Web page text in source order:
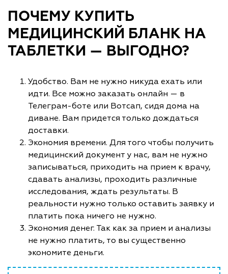
ПОЧЕМУ КУПИТЬ
МЕДИЦИНСКИЙ БЛАНК НА
ТАБЛЕТКИ — ВЫГОДНО?
Удобство. Вам не нужно никуда ехать или
идти. Все можно заказать онлайн — в
Телеграм-боте или Вотсап, сидя дома на
диване. Вам придется только дождаться
доставки.
Экономия времени. Для того чтобы получить
медицинский документ у нас, вам не нужно
записываться, приходить на прием к врачу,
сдавать анализы, проходить различные
исследования, ждать результаты. В
реальности нужно только оставить заявку и
платить пока ничего не нужно.
Экономия денег. Так как за прием и анализы
не нужно платить, то вы существенно
экономите деньги.